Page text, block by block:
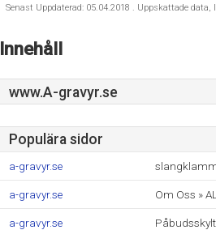
Senast Uppdaterad: 05.04.2018 . Uppskattade data,
Innehåll
www.A-gravyr.se
Populära sidor
a-gravyr.se
a-gravyr.se Om Oss »
a-gravyr.se